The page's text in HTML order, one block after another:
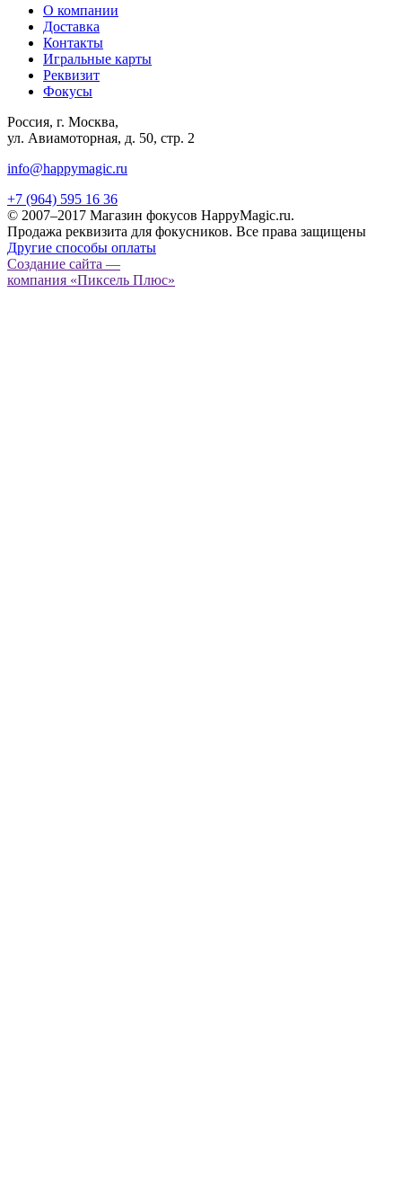
О компании
Доставка
Контакты
Игральные карты
Реквизит
Фокусы
Россия, г. Москва,
ул. Авиамоторная, д. 50, стр. 2
info@happymagic.ru
+7 (964) 595 16 36
© 2007–2017 Магазин фокусов HappyMagic.ru.
Продажа реквизита для фокусников. Все права защищены
Другие способы оплаты
Создание сайта —
компания «Пиксель Плюс»